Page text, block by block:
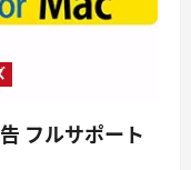
フルサポート